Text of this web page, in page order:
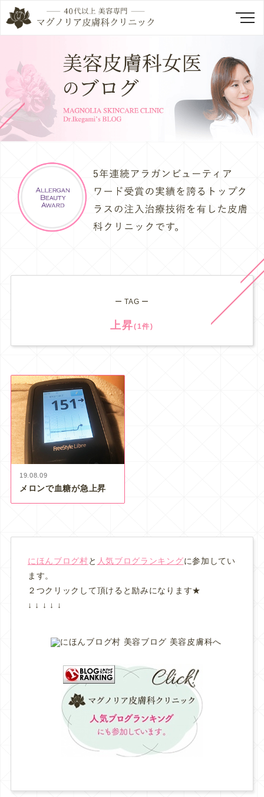
ー TAG ー
上昇(1件)
19.08.09
メロンで血糖が急上昇
にほんブログ村と 人気ブログランキングに参加してい
ます。
２つクリックして頂けると励みになります★
↓ ↓ ↓ ↓ ↓